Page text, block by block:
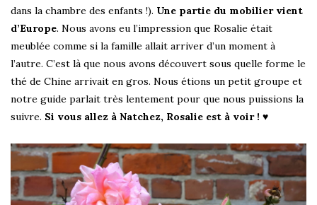
dans la chambre des enfants !). Une partie du mobilier vient
d’Europe. Nous avons eu l’impression que Rosalie était
meublée comme si la famille allait arriver d’un moment à
l’autre. C’est là que nous avons découvert sous quelle forme le
thé de Chine arrivait en gros. Nous étions un petit groupe et
notre guide parlait très lentement pour que nous puissions la
suivre. Si vous allez à Natchez, Rosalie est à voir ! ♥